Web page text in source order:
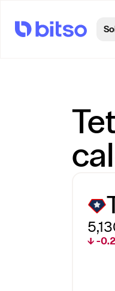
↓ -